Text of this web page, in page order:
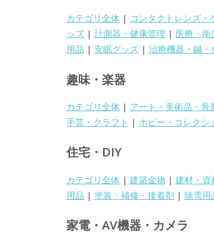
カテゴリ全体 | コンタクトレンズ・
ッズ | 計測器・健康管理 | 医療・衛
用品 | 安眠グッズ | 治療機器・鍼・
趣味・楽器
カテゴリ全体 | アート・美術品・骨
手芸・クラフト | ホビー・コレクシ
住宅・DIY
カテゴリ全体 | 建築金物 | 建材・資
用品 | 塗装・補修・接着剤 | 除雪用
家電・AV機器・カメラ